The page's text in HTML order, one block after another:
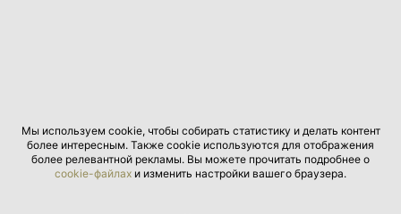
Мы используем cookie, чтобы собирать статистику и делать контент
более интересным. Также cookie используются для отображения
более релевантной рекламы. Вы можете прочитать подробнее о
cookie-файлах и изменить настройки вашего браузера.